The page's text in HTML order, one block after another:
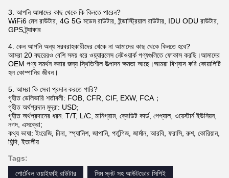
3. আপনি আমাদের কাছ থেকে কি কিনতে পারেন?
WiFi6 মেশ রাউটার, 4G 5G মডেম রাউটার, ইন্ডাস্ট্রিয়াল রাউটার, IDU ODU রাউটার,
GPS ট্র্যাকার
4. কেন আপনি অন্য সরবরাহকারীদের থেকে না আমাদের কাছ থেকে কিনতে হবে?
আমরা 20 বছরেরও বেশি সময় ধরে ওয়্যারলেস নেটওয়ার্ক পণ্যগুলিতে ফোকাস করছি।আমাদের
OEM পণ্য সমর্থন করার জন্য স্থিতিশীল উত্পাদন ক্ষমতা আছে।আমরা বিশ্বাস করি কোয়ালিটি
হল কোম্পানির জীবন।
5. আমরা কি সেবা প্রদান করতে পারি?
গৃহীত ডেলিভারি শর্তাবলী: FOB, CFR, CIF, EXW, FCA；
গৃহীত অর্থপ্রদান মুদ্রা: USD;
গৃহীত অর্থপ্রদানের ধরন: T/T, L/C, মানিগ্রাম, ক্রেডিট কার্ড, পেপ্যাল, ওয়েস্টার্ন ইউনিয়ন,
নগদ, এসক্রো;
কথ্য ভাষা: ইংরেজি, চীনা, স্প্যানিশ, জাপানি, পর্তুগিজ, জার্মান, আরবি, ফরাসি, রুশ, কোরিয়ান,
হিন্দি, ইতালীয়
Tags:
পোর্টেবল ওয়াইফাই রাউটার
সিম স্লট সহ আউটডোর সিপিই